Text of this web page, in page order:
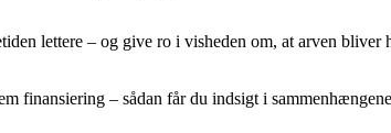
lettere – og give ro i visheden om, at arven bliver
finansiering – sådan får du indsigt i sammenhængene